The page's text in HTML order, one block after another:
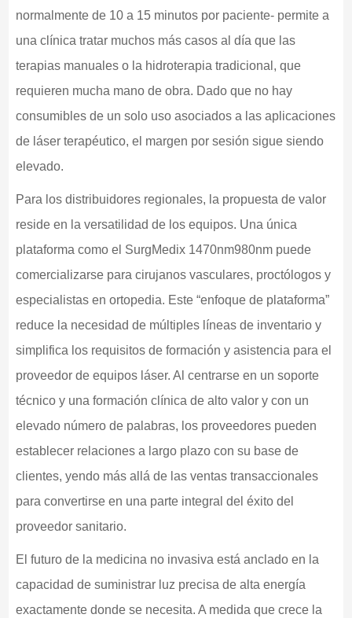
normalmente de 10 a 15 minutos por paciente- permite a
una clínica tratar muchos más casos al día que las
terapias manuales o la hidroterapia tradicional, que
requieren mucha mano de obra. Dado que no hay
consumibles de un solo uso asociados a las aplicaciones
de láser terapéutico, el margen por sesión sigue siendo
elevado.
Para los distribuidores regionales, la propuesta de valor
reside en la versatilidad de los equipos. Una única
plataforma como el SurgMedix 1470nm980nm puede
comercializarse para cirujanos vasculares, proctólogos y
especialistas en ortopedia. Este “enfoque de plataforma”
reduce la necesidad de múltiples líneas de inventario y
simplifica los requisitos de formación y asistencia para el
proveedor de equipos láser. Al centrarse en un soporte
técnico y una formación clínica de alto valor y con un
elevado número de palabras, los proveedores pueden
establecer relaciones a largo plazo con su base de
clientes, yendo más allá de las ventas transaccionales
para convertirse en una parte integral del éxito del
proveedor sanitario.
El futuro de la medicina no invasiva está anclado en la
capacidad de suministrar luz precisa de alta energía
exactamente donde se necesita. A medida que crece la